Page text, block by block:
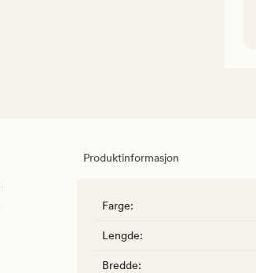
Produktinformasjon
Farge:
Lengde:
Bredde: